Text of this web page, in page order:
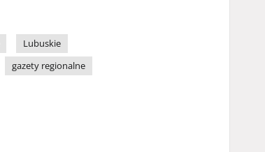
Lubuskie
gazety regionalne